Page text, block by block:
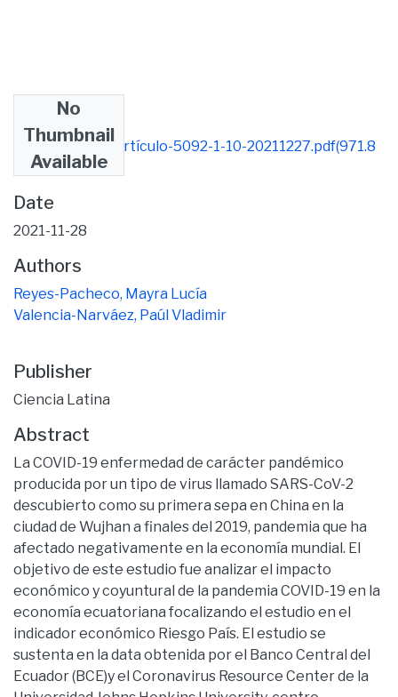
No
Thumbnail
Available
1332-Texto del artículo-5092-1-10-20211227.pdf(971.8
KB)
Date
2021-11-28
Authors
Reyes-Pacheco, Mayra Lucía
Valencia-Narváez, Paúl Vladimir
Publisher
Ciencia Latina
Abstract
La COVID-19 enfermedad de carácter pandémico
producida por un tipo de virus llamado SARS-CoV-2
descubierto como su primera sepa en China en la
ciudad de Wujhan a finales del 2019, pandemia que ha
afectado negativamente en la economía mundial. El
objetivo de este estudio fue analizar el impacto
económico y coyuntural de la pandemia COVID-19 en la
economía ecuatoriana focalizando el estudio en el
indicador económico Riesgo País. El estudio se
sustenta en la data obtenida por el Banco Central del
Ecuador (BCE)y el Coronavirus Resource Center de la